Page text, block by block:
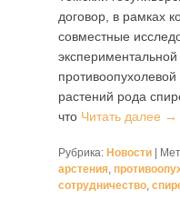
договор, в рамках
совместные
противоопухолевой
растений рода
что Читать далее →
Рубрика: Новости
арстения,
сотрудничество,